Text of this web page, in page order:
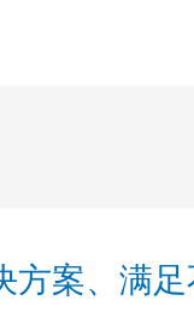
方案、满